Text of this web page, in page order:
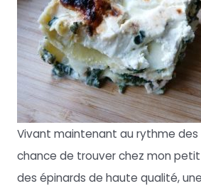
Vivant maintenant au rythme des
chance de trouver chez mon
des épinards de haute qualité,